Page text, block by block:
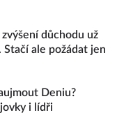
důchodu už
ale požádat jen
Deniu?
i lídři